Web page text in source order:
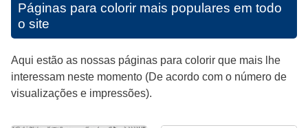
Páginas para colorir mais populares em todo
o site
Aqui estão as nossas páginas para colorir que mais lhe
interessam neste momento (De acordo com o número de
visualizações e impressões).